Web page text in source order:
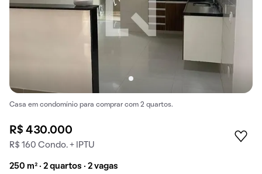
Casa em condomínio para comprar com 2 quartos.
R$ 430.000
R$ 160 Condo. + IPTU
250 m² · 2 quartos · 2 vagas